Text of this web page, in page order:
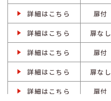
詳細はこちら 扉付
詳細はこちら 扉なし
詳細はこちら 扉付
詳細はこちら 扉なし
詳細はこちら 扉付